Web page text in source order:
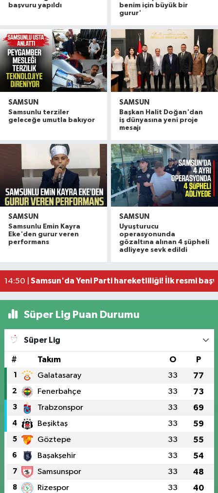
başvuru yapıldı
benim için büyük bir
gurur'
SAMSUN
Samsunlu terziler
geleceğe umutla bakıyor
SAMSUN
Başkan Halit Doğan'dan
iş dünyasına yeni proje
mesajı
SAMSUN
Samsunlu Emin Kayra
Eke'den gurur veren
performans
SAMSUN
Uyuşturucu
operasyonunda
gözaltına alınan 4 şüpheli
adliyeye sevk edildi
22:09 |Vali Tavlı: 'Samsun, 144 milyar TL'lik yatırımla
17:16 |Samsun'da 12 bin 308 öğrenci yaz okulu
Miliç'e Büyükşehir dokunuşu
14:50 | Samsun'da Yeni Parti hareketliliği! İlk resmi
Süper Lig Puan Durumu
Süper Lig
# Takım O P
1 Galatasaray 33 77
2 Fenerbahçe 33 73
3 Trabzonspor 33 69
4 Beşiktaş 33 59
5 Göztepe 33 55
6 Başakşehir 33 54
7 Samsunspor 33 48
8 Rizespor 33 40